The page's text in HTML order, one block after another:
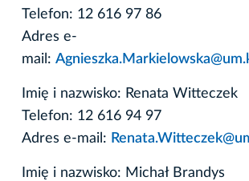
Telefon: 12 616 97 86
Adres e-
mail:
Imię i nazwisko: Renata Witteczek
Telefon: 12 616 94 97
Adres e-mail:
Imię i nazwisko: Michał Brandys